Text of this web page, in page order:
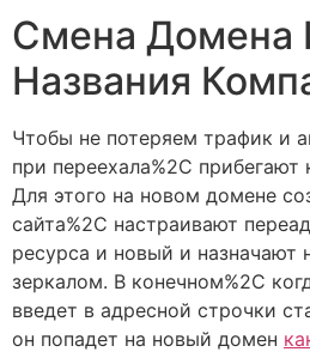
Смена Домена
Названия
Чтобы не потеряем трафик и
при переехала%2C прибегают
Для этого на новом домене
сайта%2C настраивают
ресурса и новый и назначают
зеркалом. В конечном%2C
введет в адресной строчки
он попадет на новый домен